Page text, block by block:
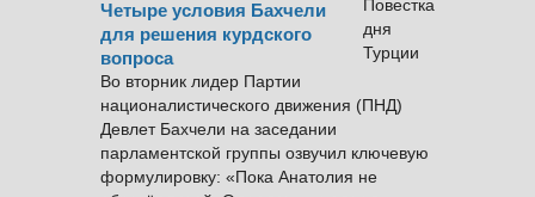
Четыре условия Бахчели
для решения курдского
вопроса
Во вторник лидер Партии
националистического движения (ПНД)
Девлет Бахчели на заседании
парламентской группы озвучил ключевую
формулировку: «Пока Анатолия не